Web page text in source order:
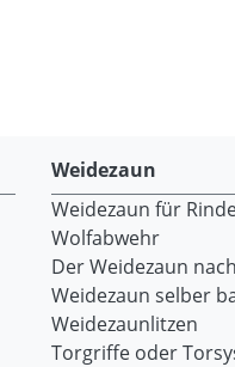
Weidezaun
Weidezaun für
Wolfabwehr
Der Weidezaun
Weidezaun selber
Weidezaunlitzen
Torgriffe oder